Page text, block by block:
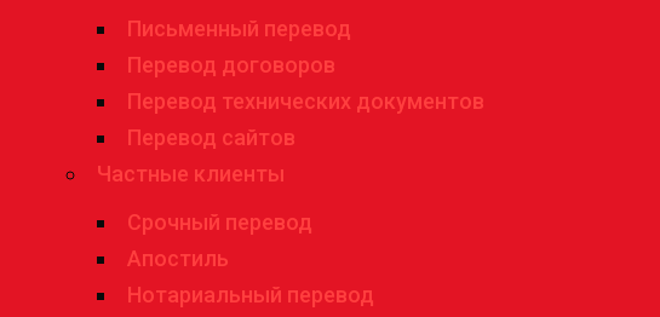
Письменный перевод
Перевод договоров
Перевод технических документов
Перевод сайтов
Частные клиенты
Срочный перевод
Апостиль
Нотариальный перевод